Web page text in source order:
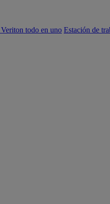
todo en uno Estación de